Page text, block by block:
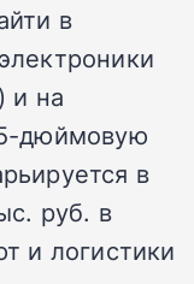
в
и на
дюймовую
в
руб. в
и логистики